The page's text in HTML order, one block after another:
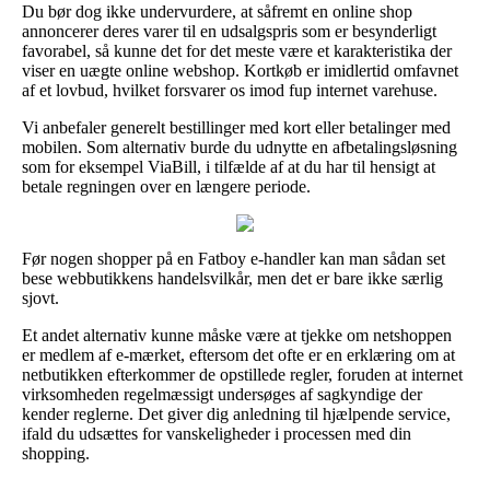
Du bør dog ikke undervurdere, at såfremt en online shop
annoncerer deres varer til en udsalgspris som er besynderligt
favorabel, så kunne det for det meste være et karakteristika der
viser en uægte online webshop. Kortkøb er imidlertid omfavnet
af et lovbud, hvilket forsvarer os imod fup internet varehuse.
Vi anbefaler generelt bestillinger med kort eller betalinger med
mobilen. Som alternativ burde du udnytte en afbetalingsløsning
som for eksempel ViaBill, i tilfælde af at du har til hensigt at
betale regningen over en længere periode.
Før nogen shopper på en Fatboy e-handler kan man sådan set
bese webbutikkens handelsvilkår, men det er bare ikke særlig
sjovt.
Et andet alternativ kunne måske være at tjekke om netshoppen
er medlem af e-mærket, eftersom det ofte er en erklæring om at
netbutikken efterkommer de opstillede regler, foruden at internet
virksomheden regelmæssigt undersøges af sagkyndige der
kender reglerne. Det giver dig anledning til hjælpende service,
ifald du udsættes for vanskeligheder i processen med din
shopping.